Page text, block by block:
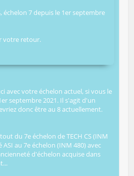
échelon 7 depuis le 1er septembre
votre retour.
avec votre échelon actuel, si vous le
septembre 2021. Il s'agit d'un
donc être au 8 actuellement.
du 7e échelon de TECH CS (INM
ASI au 7e échelon (INM 480) avec
d'échelon acquise dans